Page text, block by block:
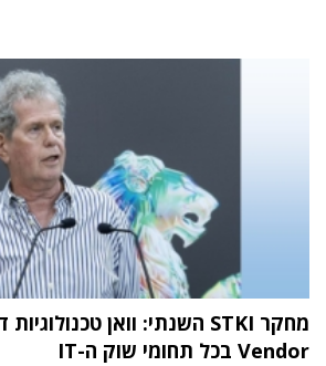
Vendor בכל תחומי שוק ה-IT